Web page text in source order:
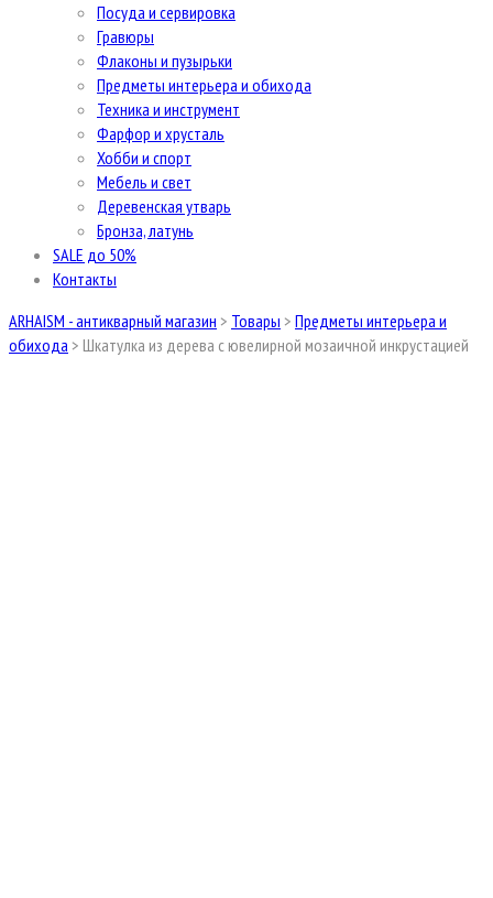
Посуда и сервировка
Гравюры
Флаконы и пузырьки
Предметы интерьера и обихода
Техника и инструмент
Фарфор и хрусталь
Хобби и спорт
Мебель и свет
Деревенская утварь
Бронза, латунь
SALE до 50%
Контакты
ARHAISM - антикварный магазин > Товары > Предметы интерьера и
обихода > Шкатулка из дерева с ювелирной мозаичной инкрустацией